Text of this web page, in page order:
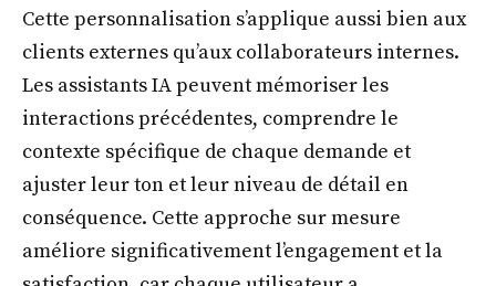
Cette personnalisation s’applique aussi bien aux
clients externes qu’aux collaborateurs internes.
Les assistants IA peuvent mémoriser les
interactions précédentes, comprendre le
contexte spécifique de chaque demande et
ajuster leur ton et leur niveau de détail en
conséquence. Cette approche sur mesure
améliore significativement l’engagement et la